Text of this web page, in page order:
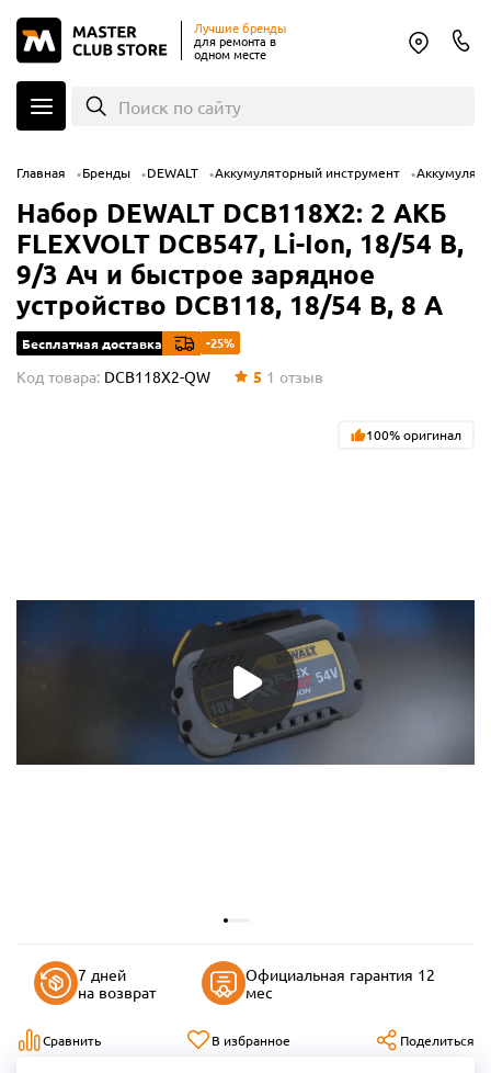
Лучшие бренды
для ремонта в
одном месте
Поиск по сайту
Главная Бренды DEWALT Аккумуляторный инструмент
Набор DEWALT DCB118X2: 2 АКБ
FLEXVOLT DCB547, Li-Ion, 18/54 В,
9/3 Ач и быстрое зарядное
устройство DCB118, 18/54 В, 8 А
Бесплатная доставка -25%
Код товара: DCB118X2-QW 5 1 отзыв
100% оригинал
7 дней
на возврат
Официальная гарантия 12
мес
Сравнить В избранное Поделиться